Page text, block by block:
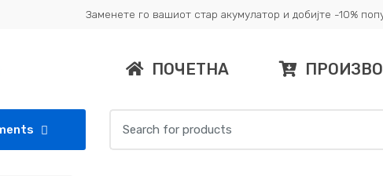
Заменете го вашиот стар акумулатор и добијте -10%
ПОЧЕТНА
for: